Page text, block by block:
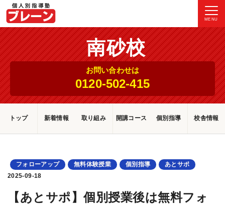
MENU
南砂校
お問い合わせは
0120-502-415
トップ 新着情報 取り組み 開講コース 個別指導 校舎情報
フォローアップ 無料体験授業 個別指導
あとサポ
2025-09-18
【あとサポ】個別授業後は無料フォ